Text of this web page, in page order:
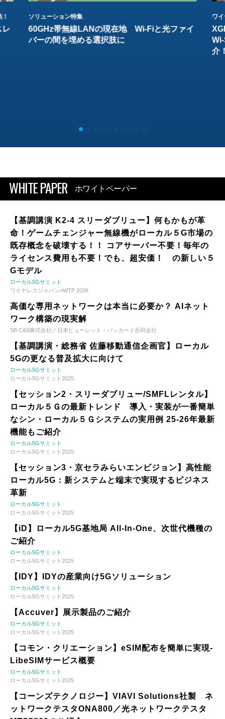
レ
ソリューション特集
60GHz帯無線LANの現在地 Wi-Fiと光ファイ
バーの間を埋める選択肢に
ワ
介
WHITE PAPER ホワイトペーパー
【基調講演 K2-4 スリーダブリュー】何もかもが革
命！ゲームチェンジャー無線機がローカル５G市場の
既存概念を破壊する！！ コアサーバー不要！毎年の
ライセンス費用も不要！でも、超安価！ の新しい５
Gモデル
ローカル5Gサミット
ワイヤレスジャパン×WTP 2026
高価な専用ネットワークは本当に必要か？ AIネット
ワーク構築の現実解
SB C&S株式会社／日本ヒューレット・パッカード合同会社
【基調講演・総務省 佐藤移動通信企画官】ローカル
5Gの更なる普及拡大に向けて
ローカル5Gサミット
ローカル5Gサミット2025
【セッション2・スリーダブリュー/SMFLレンタル】
ローカル５Ｇの最新トレンド 導入・実装が一番簡単
なシン・ローカル５Ｇシステムの実用例 25-26年最新
機能もご紹介
ローカル5Gサミット
ローカル5Gサミット2025
【セッション3・京セラみらいエンビジョン】高性能
ローカル5G：新システムと端末で実現するビジネス
革新
ローカル5Gサミット
ローカル5Gサミット2025
【iD】ローカル5G基地局 All-In-One、次世代機種の
ご紹介
ローカル5Gサミット
ローカル5Gサミット2025
【IDY】IDYの産業向け5Gソリューション
ローカル5Gサミット
ローカル5Gサミット2025
【Accuver】展示製品のご紹介
ローカル5Gサミット
ローカル5Gサミット2025
【コモン・クリエーション】eSIM配布を簡単に実現-
LibeSIMサービス概要
ローカル5Gサミット
ローカル5Gサミット2025
【コーンズテクノロジー】VIAVI Solutions社製 ネ
ットワークテスタONA800／光ネットワークテスタ